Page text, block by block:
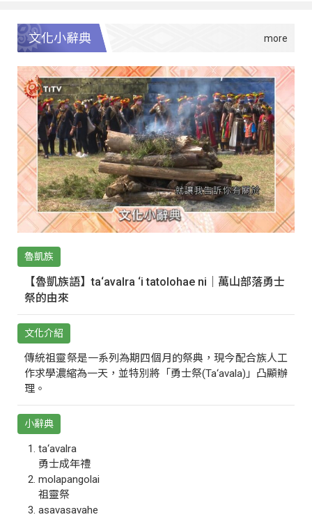
文化小辭典
魯凱族
【魯凱族語】ta‘avalra ‘i tatolohae ni｜萬山部落勇士
祭的由來
文化介紹
傳統祖靈祭是一系列為期四個月的祭典，現今配合族人工
作求學濃縮為一天，並特別將「勇士祭(Ta‘avala)」凸顯辦
理。
小辭典
ta‘avalra
勇士成年禮
molapangolai
祖靈祭
asavasavahe